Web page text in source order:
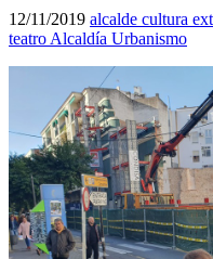
12/11/2019 alcalde cultura
teatroAlcaldía Urbanismo